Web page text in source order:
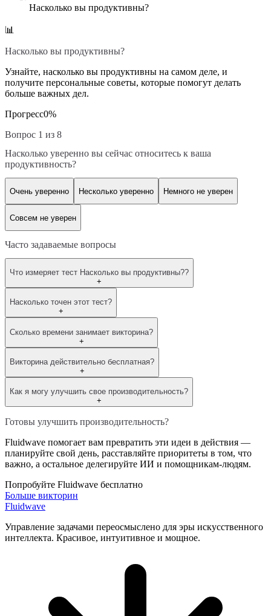
Насколько вы продуктивны?
📊
Насколько вы продуктивны?
Узнайте, насколько вы продуктивны на самом деле, и
получите персональные советы, которые помогут делать
больше важных дел.
Прогресс0%
Вопрос 1 из 8
Насколько уверенно вы сейчас относитесь к ваша
продуктивность?
Очень уверенно Несколько уверенно Немного не уверен
Совсем не уверен
Часто задаваемые вопросы
Что измеряет тест Насколько вы продуктивны??
+
Насколько точен этот тест?
+
Сколько времени занимает викторина?
+
Викторина действительно бесплатная?
+
Как я могу улучшить свое производительность?
+
Готовы улучшить производительность?
Fluidwave помогает вам превратить эти идеи в действия —
планируйте свой день, расставляйте приоритеты в том, что
важно, а остальное делегируйте ИИ и помощникам-людям.
Попробуйте Fluidwave бесплатно
Больше викторин
Fluidwave
Управление задачами переосмыслено для эры искусственного
интеллекта. Красивое, интуитивное и мощное.